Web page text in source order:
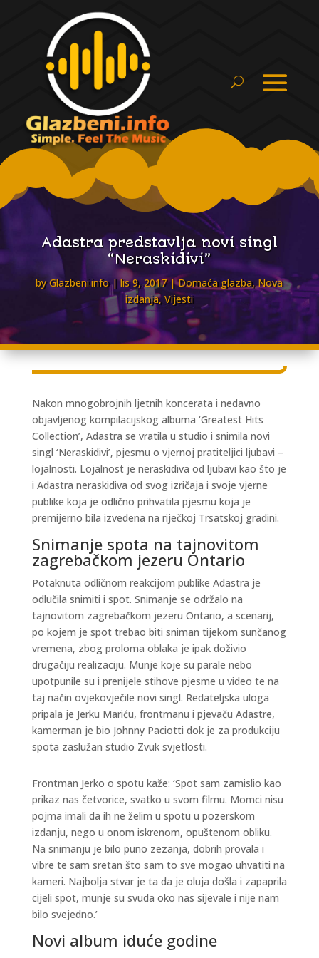
Adastra predstavlja novi singl
“Neraskidivi”
byGlazbeni.info lis 9, 2017 Domaća glazba,Nova
izdanja,Vijesti
Nakon mnogobrojnih ljetnih koncerata i nedavno
objavljenog kompilacijskog albuma ‘Greatest Hits
Collection’, Adastra se vratila u studio i snimila novi
singl ‘Neraskidivi’, pjesmu o vjernoj pratiteljici ljubavi –
lojalnosti. Lojalnost je neraskidiva od ljubavi kao što je
i Adastra neraskidiva od svog izričaja i svoje vjerne
publike koja je odlično prihvatila pjesmu koja je
premijerno bila izvedena na riječkoj Trsatskoj gradini.
Snimanje spota na tajnovitom
zagrebačkom jezeru Ontario
Potaknuta odličnom reakcijom publike Adastra je
odlučila snimiti i spot. Snimanje se održalo na
tajnovitom zagrebačkom jezeru Ontario, a scenarij,
po kojem je spot trebao biti sniman tijekom sunčanog
vremena, zbog proloma oblaka je ipak doživio
drugačiju realizaciju. Munje koje su parale nebo
upotpunile su i prenijele stihove pjesme u video te na
taj način ovjekovječile novi singl. Redateljska uloga
pripala je Jerku Mariću, frontmanu i pjevaču Adastre,
kamerman je bio Johnny Paciotti dok je za produkciju
spota zaslužan studio Zvuk svjetlosti.
Frontman Jerko o spotu kaže: ‘Spot sam zamislio kao
prikaz nas četvorice, svatko u svom filmu. Momci nisu
pojma imali da ih ne želim u spotu u pozerskom
izdanju, nego u onom iskrenom, opuštenom obliku.
Na snimanju je bilo puno zezanja, dobrih provala i
vibre te sam sretan što sam to sve mogao uhvatiti na
kameri. Najbolja stvar je ta da je oluja došla i zapaprila
cijeli spot, munje su svuda oko nas sijevale i nije nam
bilo svejedno.’
Novi album iduće godine